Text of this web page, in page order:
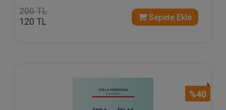
200 TL
120 TL Sepete Ekle
%40